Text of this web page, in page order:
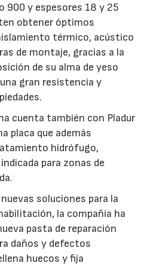
900 y espesores 18 y 25
obtener óptimos
térmico, acústico
de montaje, gracias a la
de su alma de yeso
gran resistencia y
cuenta también con Pladur
placa que además
hidrófugo,
para zonas de
soluciones para la
la compañía ha
pasta de reparación
daños y defectos
huecos y fija